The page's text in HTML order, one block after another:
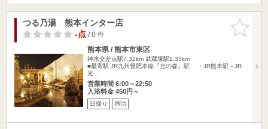
お気に入
りに追加
つる乃湯 熊本インター店
-点/ 0 件
熊本県 / 熊本市東区
神水交差点駅7.32km 武蔵塚駅1.33km
■最寄駅 JR九州豊肥本線『光の森』駅 ・JR熊本駅～JR
光…
営業時間 6:00～22:50
入浴料金 450円～
日帰り 宿泊